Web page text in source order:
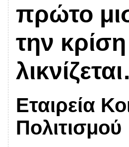
πρώτο
την
Εταιρεία
Πολιτισμού